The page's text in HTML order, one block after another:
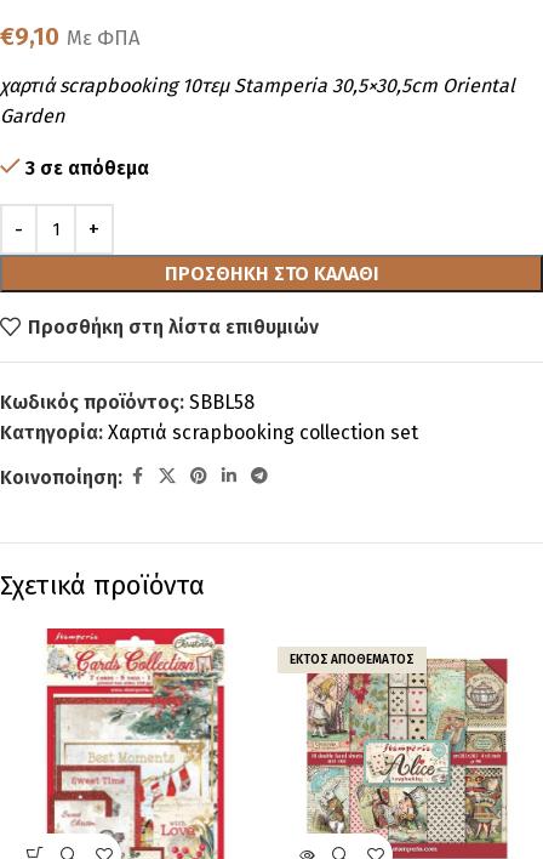
€9,10 Με ΦΠΑ
χαρτιά scrapbooking 10τεμ Stamperia 30,5×30,5cm Oriental
Garden
3 σε απόθεμα
ΠΡΟΣΘΉΚΗ ΣΤΟ ΚΑΛΆΘΙ
Προσθήκη στη λίστα επιθυμιών
Κωδικός προϊόντος: SBBL58
Κατηγορία: Χαρτιά scrapbooking collection set
Κοινοποίηση:
Σχετικά προϊόντα
ΕΚΤΌΣ ΑΠΟΘΈΜΑΤΟΣ